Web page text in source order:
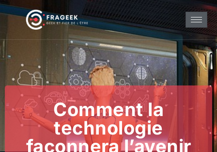
Comment la
technologie
façonnera l’avenir